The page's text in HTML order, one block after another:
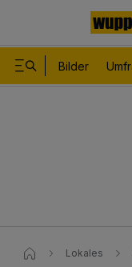
Bilder
Lokales